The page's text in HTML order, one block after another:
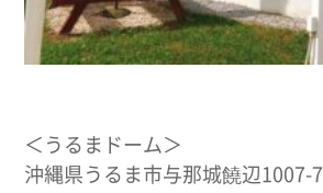
＜うるまドーム＞
沖縄県うるま市与那城饒辺1007-7